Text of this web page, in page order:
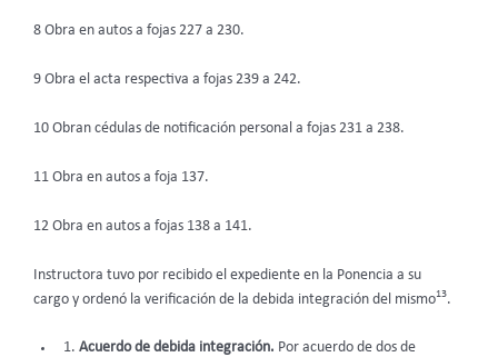
8 Obra en autos a fojas 227 a 230.
9 Obra el acta respectiva a fojas 239 a 242.
10 Obran cédulas de notificación personal a fojas 231 a 238.
11 Obra en autos a foja 137.
12 Obra en autos a fojas 138 a 141.
Instructora tuvo por recibido el expediente en la Ponencia a su
cargo y ordenó la verificación de la debida integración del mismo13.
Acuerdo de debida integración. Por acuerdo de dos de